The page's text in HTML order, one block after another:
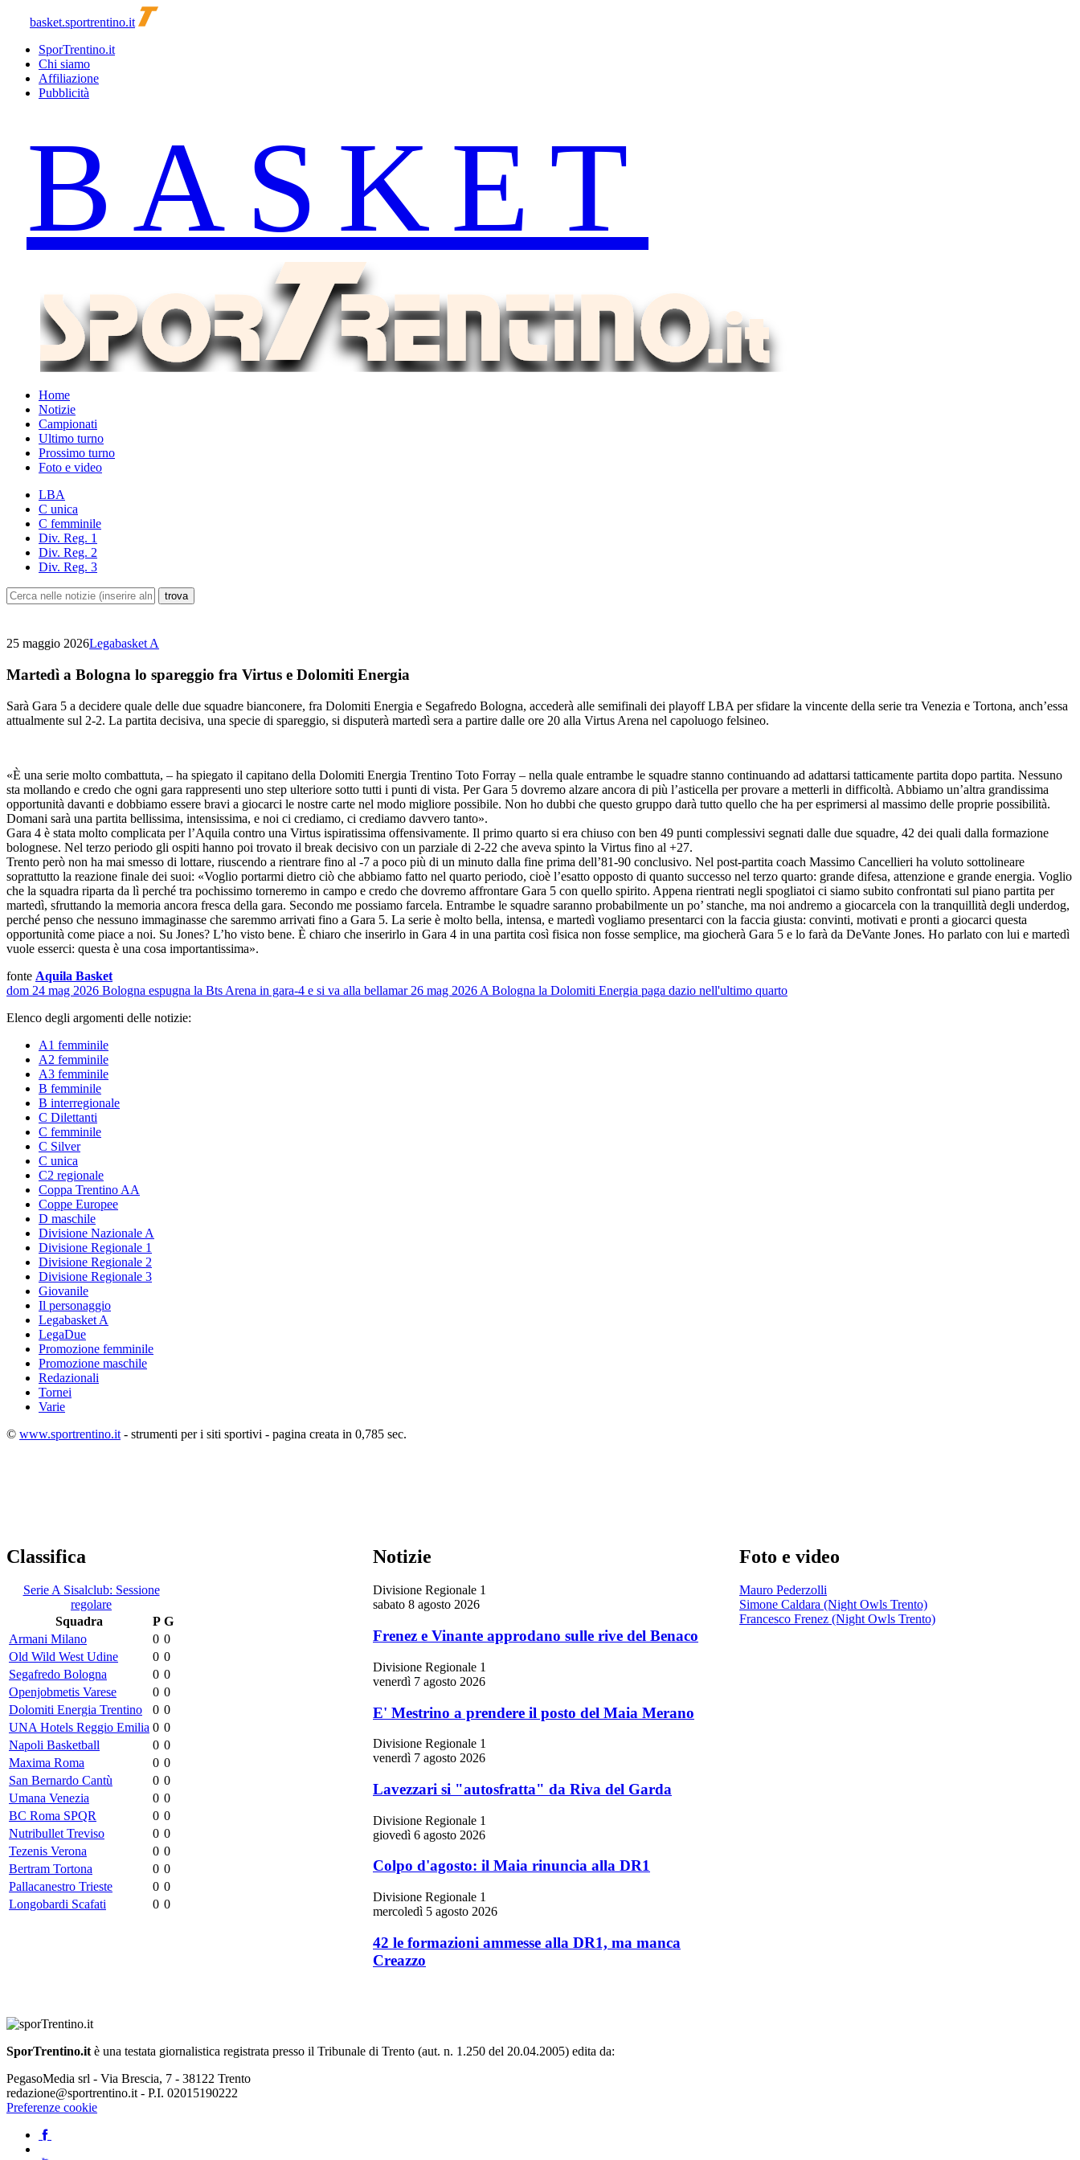
basket.sportrentino.it
SporTrentino.it
Chi siamo
Affiliazione
Pubblicità
Home
Notizie
Campionati
Ultimo turno
Prossimo turno
Foto e video
LBA
C unica
C femminile
Div. Reg. 1
Div. Reg. 2
Div. Reg. 3
25 maggio 2026Legabasket A
Martedì a Bologna lo spareggio fra Virtus e Dolomiti Energia
Sarà Gara 5 a decidere quale delle due squadre bianconere, fra Dolomiti Energia e Segafredo Bologna, accederà alle semifinali dei playoff LBA per sfidare la vincente della serie tra Venezia e Tortona, anch’essa
attualmente sul 2-2. La partita decisiva, una specie di spareggio, si disputerà martedì sera a partire dalle ore 20 alla Virtus Arena nel capoluogo felsineo.
«È una serie molto combattuta, – ha spiegato il capitano della Dolomiti Energia Trentino Toto Forray – nella quale entrambe le squadre stanno continuando ad adattarsi tatticamente partita dopo partita. Nessuno
sta mollando e credo che ogni gara rappresenti uno step ulteriore sotto tutti i punti di vista. Per Gara 5 dovremo alzare ancora di più l’asticella per provare a metterli in difficoltà. Abbiamo un’altra grandissima
opportunità davanti e dobbiamo essere bravi a giocarci le nostre carte nel modo migliore possibile. Non ho dubbi che questo gruppo darà tutto quello che ha per esprimersi al massimo delle proprie possibilità.
Domani sarà una partita bellissima, intensissima, e noi ci crediamo, ci crediamo davvero tanto».
Gara 4 è stata molto complicata per l’Aquila contro una Virtus ispiratissima offensivamente. Il primo quarto si era chiuso con ben 49 punti complessivi segnati dalle due squadre, 42 dei quali dalla formazione
bolognese. Nel terzo periodo gli ospiti hanno poi trovato il break decisivo con un parziale di 2-22 che aveva spinto la Virtus fino al +27.
Trento però non ha mai smesso di lottare, riuscendo a rientrare fino al -7 a poco più di un minuto dalla fine prima dell’81-90 conclusivo. Nel post-partita coach Massimo Cancellieri ha voluto sottolineare
soprattutto la reazione finale dei suoi: «Voglio portarmi dietro ciò che abbiamo fatto nel quarto periodo, cioè l’esatto opposto di quanto successo nel terzo quarto: grande difesa, attenzione e grande energia. Voglio
che la squadra riparta da lì perché tra pochissimo torneremo in campo e credo che dovremo affrontare Gara 5 con quello spirito. Appena rientrati negli spogliatoi ci siamo subito confrontati sul piano partita per
martedì, sfruttando la memoria ancora fresca della gara. Secondo me possiamo farcela. Entrambe le squadre saranno probabilmente un po’ stanche, ma noi andremo a giocarcela con la tranquillità degli underdog,
perché penso che nessuno immaginasse che saremmo arrivati fino a Gara 5. La serie è molto bella, intensa, e martedì vogliamo presentarci con la faccia giusta: convinti, motivati e pronti a giocarci questa
opportunità come piace a noi. Su Jones? L’ho visto bene. È chiaro che inserirlo in Gara 4 in una partita così fisica non fosse semplice, ma giocherà Gara 5 e lo farà da DeVante Jones. Ho parlato con lui e martedì
vuole esserci: questa è una cosa importantissima».
fonte Aquila Basket
dom 24 mag 2026 Bologna espugna la Bts Arena in gara-4 e si va alla bellamar 26 mag 2026 A Bologna la Dolomiti Energia paga dazio nell'ultimo quarto
Elenco degli argomenti delle notizie:
A1 femminile
A2 femminile
A3 femminile
B femminile
B interregionale
C Dilettanti
C femminile
C Silver
C unica
C2 regionale
Coppa Trentino AA
Coppe Europee
D maschile
Divisione Nazionale A
Divisione Regionale 1
Divisione Regionale 2
Divisione Regionale 3
Giovanile
Il personaggio
Legabasket A
LegaDue
Promozione femminile
Promozione maschile
Redazionali
Tornei
Varie
© www.sportrentino.it - strumenti per i siti sportivi - pagina creata in 0,785 sec.
Classifica
Serie A Sisalclub: Sessione
regolare
Squadra
P G
Armani Milano
0 0
Old Wild West Udine
0 0
Segafredo Bologna
0 0
Openjobmetis Varese
0 0
Dolomiti Energia Trentino
0 0
UNA Hotels Reggio Emilia 0 0
Napoli Basketball
0 0
Maxima Roma
0 0
San Bernardo Cantù
0 0
Umana Venezia
0 0
BC Roma SPQR
0 0
Nutribullet Treviso
0 0
Tezenis Verona
0 0
Bertram Tortona
0 0
Pallacanestro Trieste
0 0
Longobardi Scafati
0 0
Notizie
Divisione Regionale 1
sabato 8 agosto 2026
Frenez e Vinante approdano sulle rive del Benaco
Divisione Regionale 1
venerdì 7 agosto 2026
E' Mestrino a prendere il posto del Maia Merano
Divisione Regionale 1
venerdì 7 agosto 2026
Lavezzari si "autosfratta" da Riva del Garda
Divisione Regionale 1
giovedì 6 agosto 2026
Colpo d'agosto: il Maia rinuncia alla DR1
Divisione Regionale 1
mercoledì 5 agosto 2026
42 le formazioni ammesse alla DR1, ma manca
Creazzo
Foto e video
Mauro Pederzolli
Simone Caldara (Night Owls Trento)
Francesco Frenez (Night Owls Trento)
SporTrentino.it è una testata giornalistica registrata presso il Tribunale di Trento (aut. n. 1.250 del 20.04.2005) edita da:
PegasoMedia srl - Via Brescia, 7 - 38122 Trento
redazione@sportrentino.it - P.I. 02015190222
Preferenze cookie